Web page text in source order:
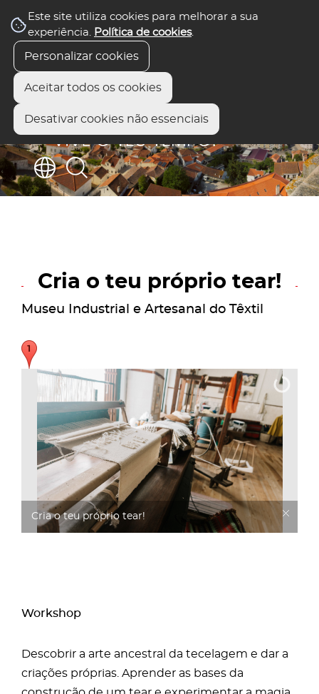
Este site utiliza cookies para melhorar a sua
experiência. Política de cookies.
Personalizar cookies
Aceitar todos os cookies
Desativar cookies não essenciais
Cria o teu próprio tear!
Museu Industrial e Artesanal do Têxtil
Cria o teu próprio tear!
Workshop
Descobrir a arte ancestral da tecelagem e dar a
criações próprias. Aprender as bases da